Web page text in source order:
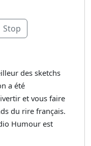
Stop
des sketchs
a été
et vous faire
du rire français.
Humour est